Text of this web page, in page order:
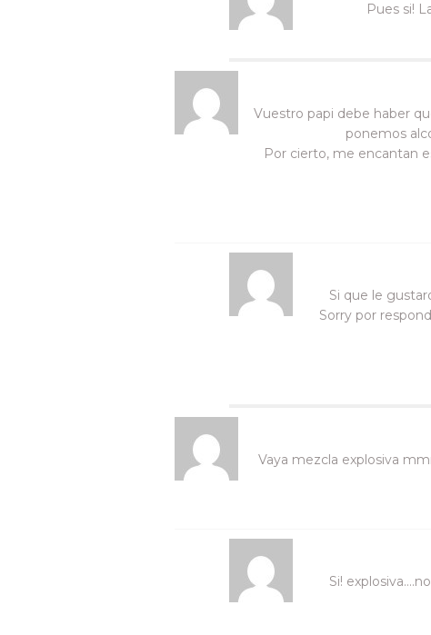
Pues si!
Vuestro papi debe haber
ponemos
Por cierto, me encantan
Si que le
Sorry por
Vaya mezcla explosiva
Si!